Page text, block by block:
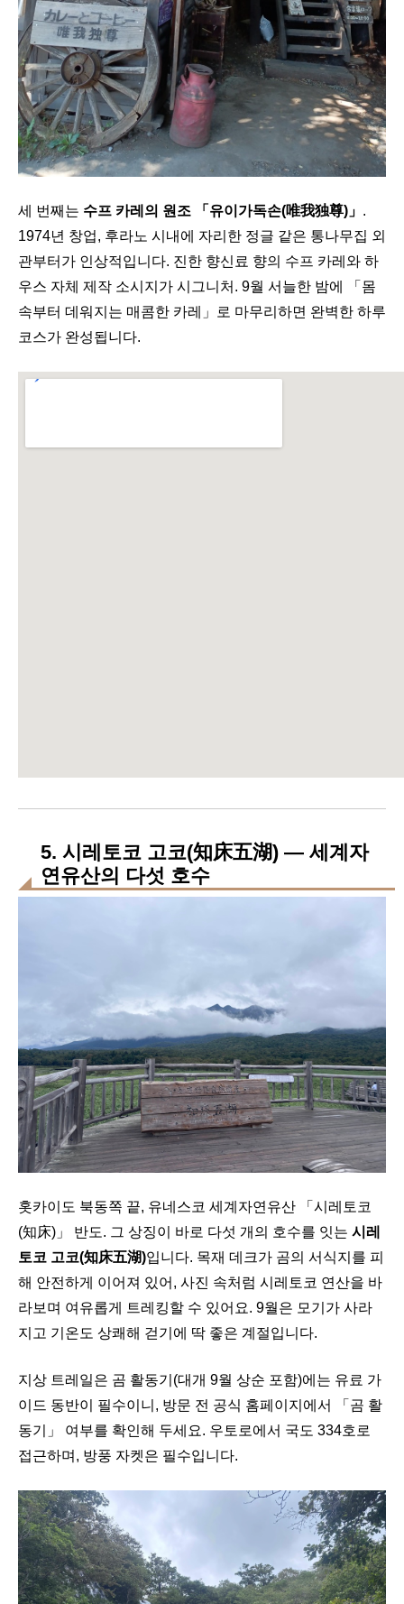
세 번째는 수프 카레의 원조 「유이가독손(唯我独尊)」 .
1974년 창업, 후라노 시내에 자리한 정글 같은 통나무집 외
관부터가 인상적입니다. 진한 향신료 향의 수프 카레와 하
우스 자체 제작 소시지가 시그니처. 9월 서늘한 밤에 「몸
속부터 데워지는 매콤한 카레」로 마무리하면 완벽한 하루
코스가 완성됩니다.
5. 시레토코 고코(知床五湖) — 세계자
연유산의 다섯 호수
홋카이도 북동쪽 끝, 유네스코 세계자연유산 「시레토코
(知床)」 반도. 그 상징이 바로 다섯 개의 호수를 잇는 시레
토코 고코(知床五湖)입니다. 목재 데크가 곰의 서식지를 피
해 안전하게 이어져 있어, 사진 속처럼 시레토코 연산을 바
라보며 여유롭게 트레킹할 수 있어요. 9월은 모기가 사라
지고 기온도 상쾌해 걷기에 딱 좋은 계절입니다.
지상 트레일은 곰 활동기(대개 9월 상순 포함)에는 유료 가
이드 동반이 필수이니, 방문 전 공식 홈페이지에서 「곰 활
동기」 여부를 확인해 두세요. 우토로에서 국도 334호로
접근하며, 방풍 자켓은 필수입니다.